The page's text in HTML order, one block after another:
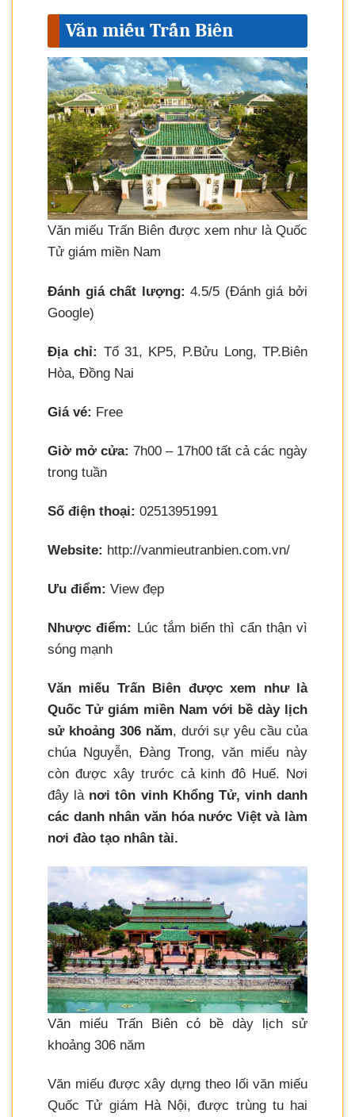
Văn miếu Trấn Biên
Văn miếu Trấn Biên được xem như là Quốc
Tử giám miền Nam
Đánh giá chất lượng: 4.5/5 (Đánh giá bởi
Google)
Địa chỉ: Tổ 31, KP5, P.Bửu Long, TP.Biên
Hòa, Đồng Nai
Giá vé: Free
Giờ mở cửa: 7h00 – 17h00 tất cả các ngày
trong tuần
Số điện thoại: 02513951991
Website: http://vanmieutranbien.com.vn/
Ưu điểm: View đẹp
Nhược điểm:
Lúc tắm biển thì cẩn thận vì
sóng mạnh
Văn miếu Trấn Biên được xem như là
Quốc Tử giám miền Nam với bề dày lịch
sử khoảng 306 năm, dưới sự yêu cầu của
chúa Nguyễn, Đàng Trong, văn miếu này
còn được xây trước cả kinh đô Huế. Nơi
đây là nơi tôn vinh Khổng Tử, vinh danh
các danh nhân văn hóa nước Việt và làm
nơi đào tạo nhân tài.
Văn miếu Trấn Biên có bề dày lịch sử
khoảng 306 năm
Văn miếu được xây dựng theo lối văn miếu
Quốc Tử giám Hà Nội, được trùng tu hai